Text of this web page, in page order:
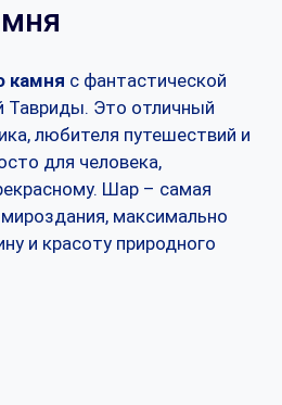
камня с фантастической
Тавриды. Это отличный
любителя путешествий и
для человека,
Шар – самая
максимально
и красоту природного